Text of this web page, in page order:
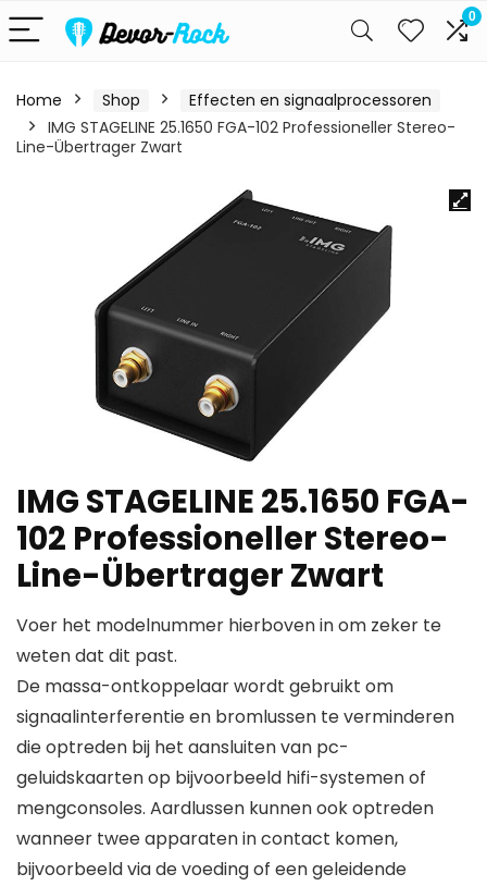
0
Home Shop
Effecten en signaalprocessoren
IMG STAGELINE 25.1650 FGA-102 Professioneller Stereo-
Line-Übertrager Zwart
IMG STAGELINE 25.1650 FGA-
102 Professioneller Stereo-
Line-Übertrager Zwart
Voer het modelnummer hierboven in om zeker te
weten dat dit past.
De massa-ontkoppelaar wordt gebruikt om
signaalinterferentie en bromlussen te verminderen
die optreden bij het aansluiten van pc-
geluidskaarten op bijvoorbeeld hifi-systemen of
mengconsoles. Aardlussen kunnen ook optreden
wanneer twee apparaten in contact komen,
bijvoorbeeld via de voeding of een geleidende